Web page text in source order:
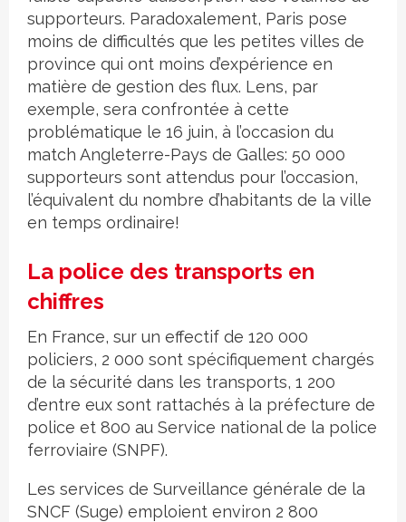
supporteurs. Paradoxalement, Paris pose
moins de difficultés que les petites villes de
province qui ont moins d’expérience en
matière de gestion des flux. Lens, par
exemple, sera confrontée à cette
problématique le 16 juin, à l’occasion du
match Angleterre-Pays de Galles: 50 000
supporteurs sont attendus pour l’occasion,
l’équivalent du nombre d’habitants de la ville
en temps ordinaire!
La police des transports en
chiffres
En France, sur un effectif de 120 000
policiers, 2 000 sont spécifiquement chargés
de la sécurité dans les transports, 1 200
d’entre eux sont rattachés à la préfecture de
police et 800 au Service national de la police
ferroviaire (SNPF).
Les services de Surveillance générale de la
SNCF (Suge) emploient environ 2 800